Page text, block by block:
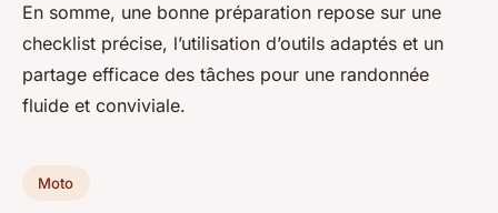
En somme, une bonne préparation repose sur une
checklist précise, l’utilisation d’outils adaptés et un
partage efficace des tâches pour une randonnée
fluide et conviviale.
Moto